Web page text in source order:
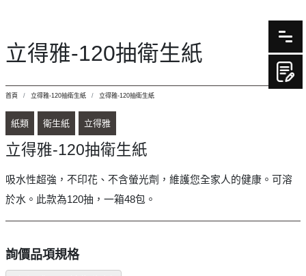
立得雅-120抽衛生紙
首頁 立得雅-120抽衛生紙 立得雅-120抽衛生紙
紙類 衛生紙 立得雅
立得雅-120抽衛生紙
吸水性超強，不印花、不含螢光劑，維護您全家人的健康。可溶
於水。此款為120抽，一箱48包。
詢價品項規格